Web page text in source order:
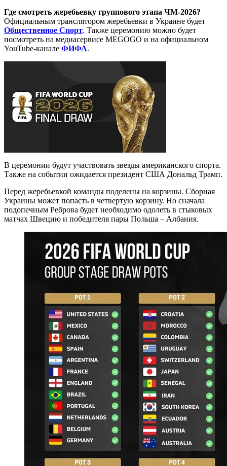
Где смотреть жеребьевку группового этапа ЧМ-2026?
Официальным транслятором жеребьевки в Украине будет
Общественное Спорт. Также церемонию можно будет
посмотреть на медиасервисе MEGOGO и на официальном
YouTube-канале ФИФА.
В церемонии будут участвовать звезды американского спорта.
Также на событии ожидается президент США Дональд Трамп.
Перед жеребьевкой команды поделены на корзины. Сборная
Украины может попасть в четвертую корзину. Но сначала
подопечным Реброва будет необходимо одолеть в стыковых
матчах Швецию и победителя пары Польша – Албания.